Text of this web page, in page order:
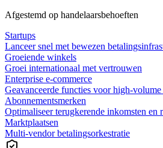
Afgestemd op handelaarsbehoeften
Startups
Lanceer snel met bewezen
Groeiende winkels
Groei internationaal met vertrouwen
Enterprise e-commerce
Geavanceerde functies voor high-volume
Abonnementsmerken
Optimaliseer terugkerende inkomsten en
Marktplaatsen
Multi-vendor betalingsorkestratie